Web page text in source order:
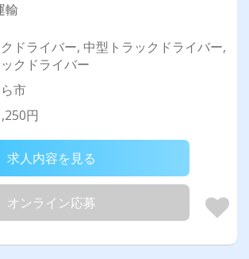
輸
ドライバー, 中型トラックドライバー,
クドライバー
市
円
求人内容を見る
オンライン応募